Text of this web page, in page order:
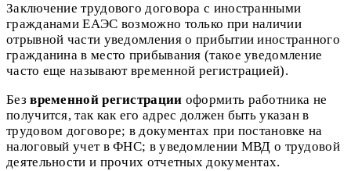
Заключение трудового договора с иностранными
гражданами ЕАЭС возможно только при наличии
отрывной части уведомления о прибытии иностранного
гражданина в место прибывания (такое уведомление
часто еще называют временной регистрацией).
Безвременной регистрации оформить работника не
получится, так как его адрес должен быть указан в
трудовом договоре; в документах при постановке на
налоговый учет в ФНС; в уведомлении МВД о трудовой
деятельности и прочих отчетных документах.